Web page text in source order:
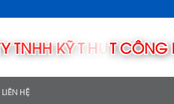
LIÊN HỆ